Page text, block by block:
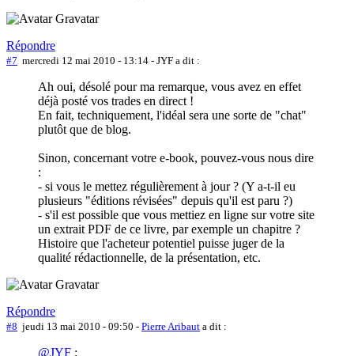
Répondre
#7 mercredi 12 mai 2010 - 13:14 - JYF a dit :
Ah oui, désolé pour ma remarque, vous avez en effet
déjà posté vos trades en direct !
En fait, techniquement, l'idéal sera une sorte de "chat"
plutôt que de blog.
Sinon, concernant votre e-book, pouvez-vous nous dire
:
- si vous le mettez régulièrement à jour ? (Y a-t-il eu
plusieurs "éditions révisées" depuis qu'il est paru ?)
- s'il est possible que vous mettiez en ligne sur votre site
un extrait PDF de ce livre, par exemple un chapitre ?
Histoire que l'acheteur potentiel puisse juger de la
qualité rédactionnelle, de la présentation, etc.
Répondre
#8 jeudi 13 mai 2010 - 09:50 - Pierre Aribaut a dit :
@JYF :